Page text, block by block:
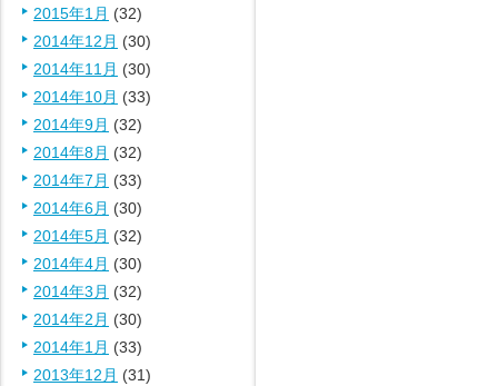
2015年1月 (32)
2014年12月 (30)
2014年11月 (30)
2014年10月 (33)
2014年9月 (32)
2014年8月 (32)
2014年7月 (33)
2014年6月 (30)
2014年5月 (32)
2014年4月 (30)
2014年3月 (32)
2014年2月 (30)
2014年1月 (33)
2013年12月 (31)